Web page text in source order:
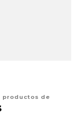
productos de